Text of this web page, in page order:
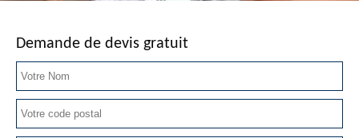
Demande de devis gratuit